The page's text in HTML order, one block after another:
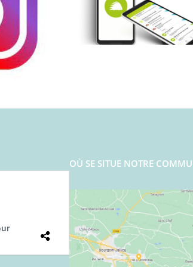
OÙ SE SITUE NOTRE